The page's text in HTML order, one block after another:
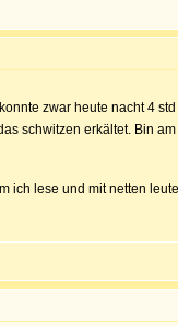
zwar heute nacht 4
schwitzen erkältet. Bin
ich lese und mit netten